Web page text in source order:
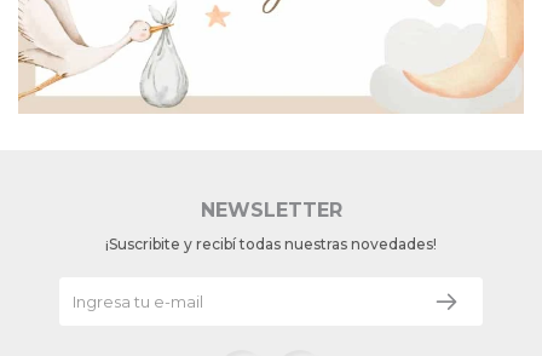
NEWSLETTER
¡Suscribite y recibí todas nuestras novedades!